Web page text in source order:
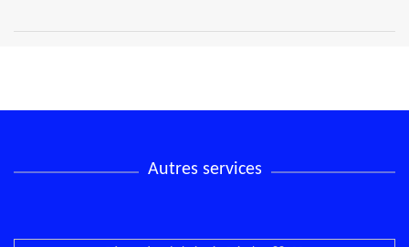
Autres services